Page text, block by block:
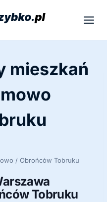
mieszkań
/ Obrońców Tobruku
Tobruku